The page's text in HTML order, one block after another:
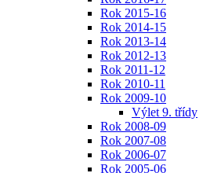
Rok 2015-16
Rok 2014-15
Rok 2013-14
Rok 2012-13
Rok 2011-12
Rok 2010-11
Rok 2009-10
Výlet 9. třídy
Rok 2008-09
Rok 2007-08
Rok 2006-07
Rok 2005-06